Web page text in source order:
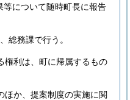
について随時町長に報告
総務課で行う。
権利は、町に帰属するもの
ほか、提案制度の実施に関